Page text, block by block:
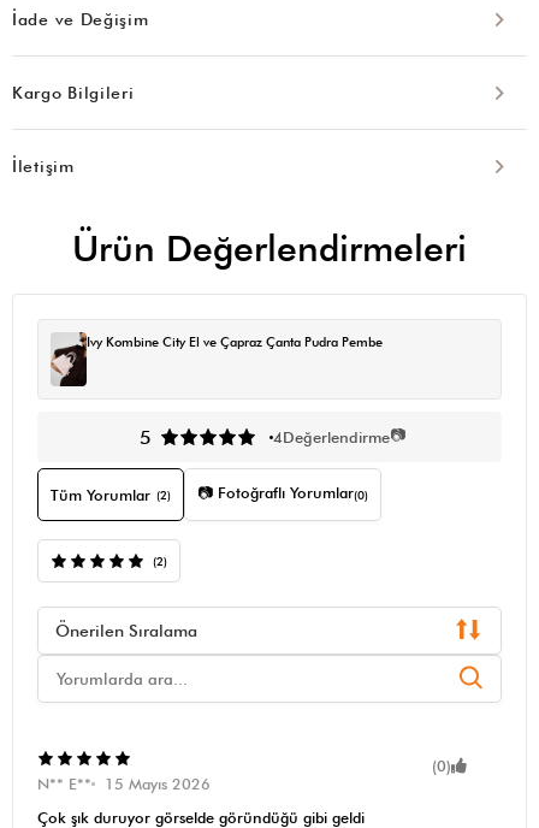
İade ve Değişim
Kargo Bilgileri
İletişim
Ürün Değerlendirmeleri
Ivy Kombine City El ve Çapraz Çanta Pudra Pembe
5 4Değerlendirme📷
Tüm Yorumlar (2) 📷 Fotoğraflı Yorumlar(0)
(2)
Önerilen Sıralama
(0)
N** E**
15 Mayıs 2026
Çok şık duruyor görselde göründüğü gibi geldi